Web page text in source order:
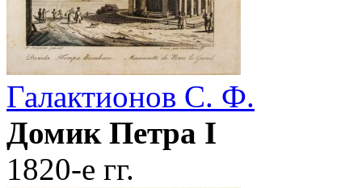
Галактионов С. Ф.
Домик Петра I
1820-е гг.